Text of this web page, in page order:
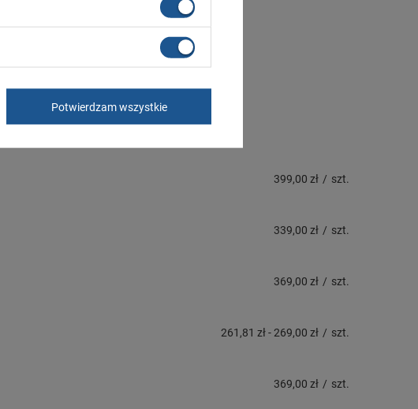
399,00 zł / szt.
339,00 zł / szt.
369,00 zł / szt.
261,81 zł-269,00 zł / szt.
369,00 zł / szt.
Potwierdzam wszystkie